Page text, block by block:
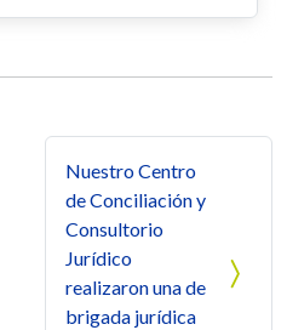
Nuestro Centro
de Conciliación y
Consultorio
Jurídico
realizaron una de
brigada jurídica